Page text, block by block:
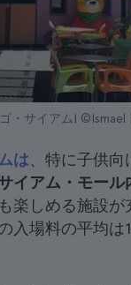
ゴ・サイアム| ©Ismael
は 、特に子供
イアム・モール
楽しめる施設が
入場料の平均は